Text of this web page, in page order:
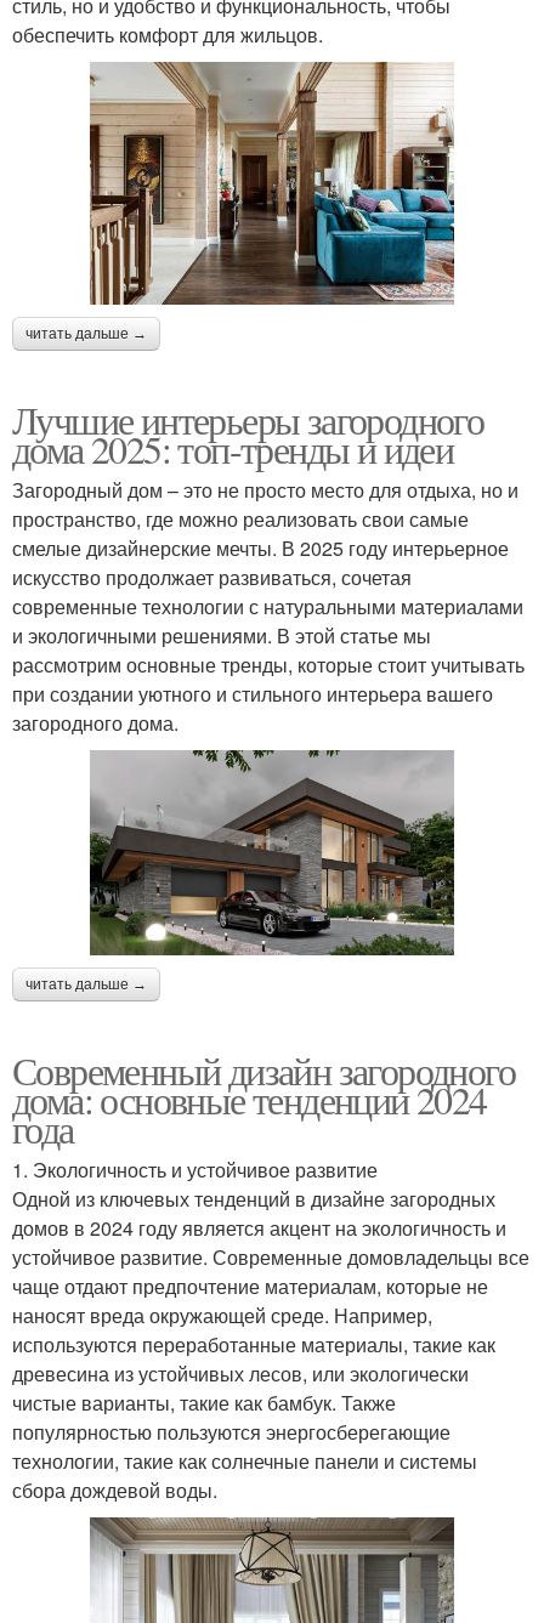
обеспечить комфорт для жильцов.
читать дальше →
Лучшие интерьеры загородного
дома 2025: топ-тренды и идеи
Загородный дом – это не просто место для отдыха, но и
пространство, где можно реализовать свои самые
смелые дизайнерские мечты. В 2025 году интерьерное
искусство продолжает развиваться, сочетая
современные технологии с натуральными материалами
и экологичными решениями. В этой статье мы
рассмотрим основные тренды, которые стоит учитывать
при создании уютного и стильного интерьера вашего
загородного дома.
читать дальше →
Современный дизайн загородного
дома: основные тенденции 2024
года
1. Экологичность и устойчивое развитие
Одной из ключевых тенденций в дизайне загородных
домов в 2024 году является акцент на экологичность и
устойчивое развитие. Современные домовладельцы все
чаще отдают предпочтение материалам, которые не
наносят вреда окружающей среде. Например,
используются переработанные материалы, такие как
древесина из устойчивых лесов, или экологически
чистые варианты, такие как бамбук. Также
популярностью пользуются энергосберегающие
технологии, такие как солнечные панели и системы
сбора дождевой воды.